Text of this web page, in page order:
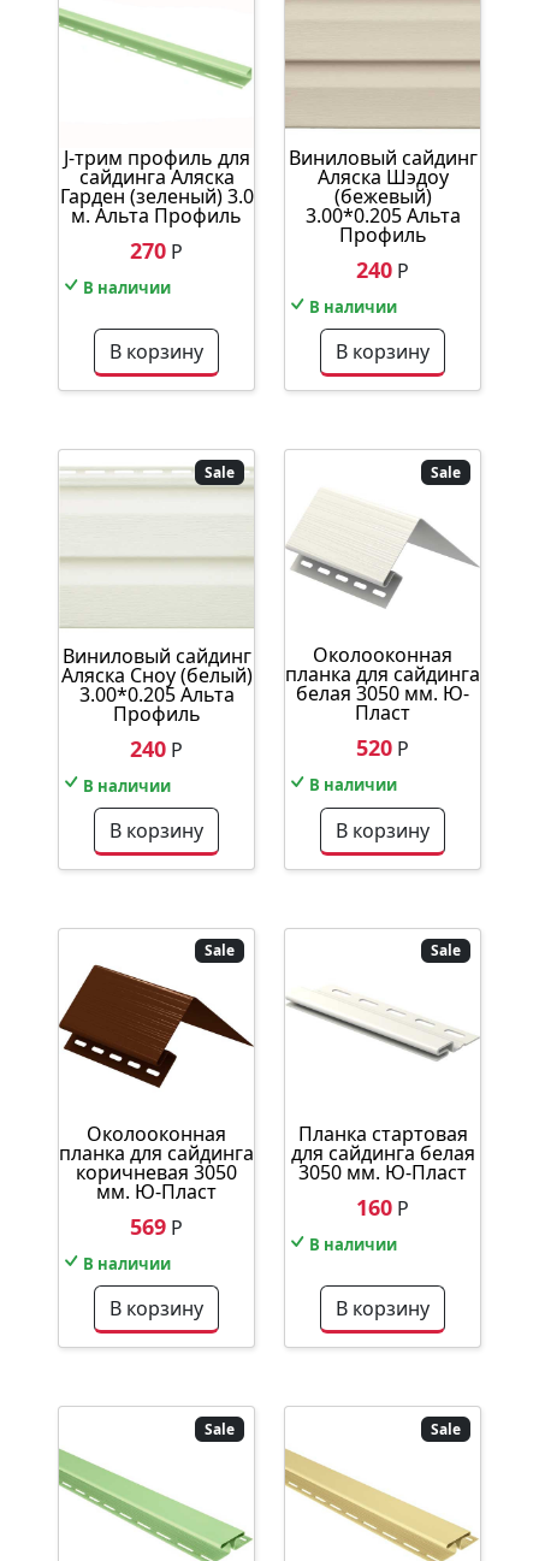
J-трим профиль для
сайдинга Аляска
Гарден (зеленый) 3.0
м. Альта Профиль
270 Р
В наличии
В корзину
Виниловый сайдинг
Аляска Шэдоу
(бежевый)
3.00*0.205 Альта
Профиль
240 Р
В наличии
В корзину
Sale
Виниловый сайдинг
Аляска Сноу (белый)
3.00*0.205 Альта
Профиль
240 Р
В наличии
В корзину
Sale
Околооконная
планка для сайдинга
белая 3050 мм. Ю-
Пласт
520 Р
В наличии
В корзину
Sale
Околооконная
планка для сайдинга
коричневая 3050
мм. Ю-Пласт
569 Р
В наличии
В корзину
Sale
Планка стартовая
для сайдинга белая
3050 мм. Ю-Пласт
160 Р
В наличии
В корзину
Sale Sale